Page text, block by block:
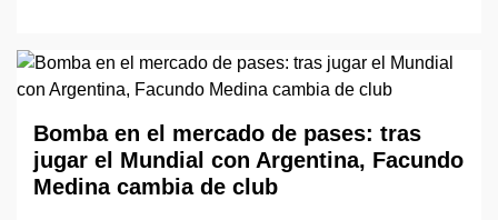
Bomba en el mercado de pases: tras
jugar el Mundial con Argentina, Facundo
Medina cambia de club